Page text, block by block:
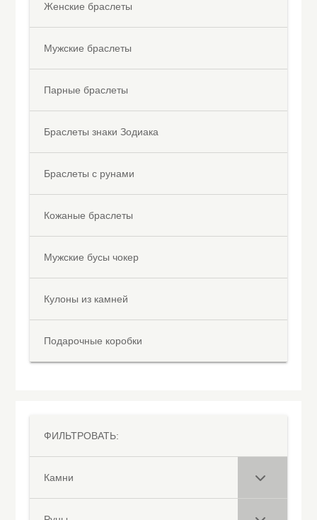
Женские браслеты
Мужские браслеты
Парные браслеты
Браслеты знаки Зодиака
Браслеты с рунами
Кожаные браслеты
Мужские бусы чокер
Кулоны из камней
Подарочные коробки
ФИЛЬТРОВАТЬ:
Камни